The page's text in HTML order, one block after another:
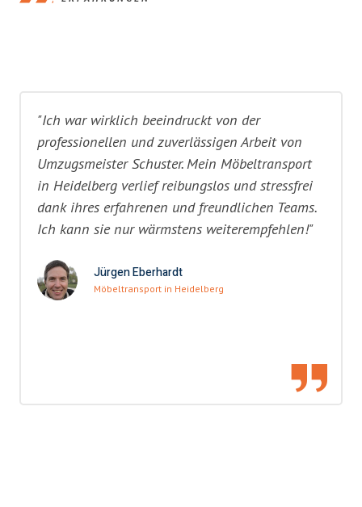
"Ich war wirklich beeindruckt von der
professionellen und zuverlässigen Arbeit von
Umzugsmeister Schuster. Mein Möbeltransport
in Heidelberg verlief reibungslos und stressfrei
dank ihres erfahrenen und freundlichen Teams.
Ich kann sie nur wärmstens weiterempfehlen!"
Jürgen Eberhardt
Möbeltransport in Heidelberg